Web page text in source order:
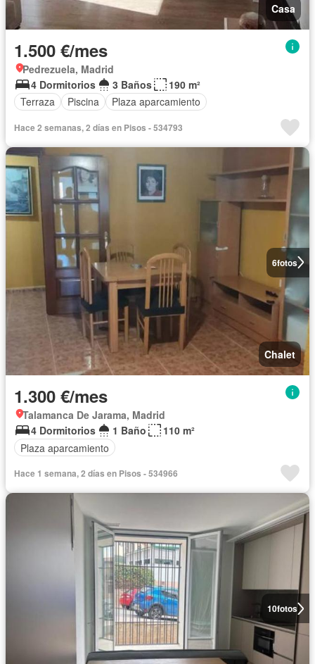
Casa
1.500 €/mes
Pedrezuela, Madrid
4 Dormitorios
3 Baños
190 m²
Terraza
Piscina Plaza aparcamiento
Hace 2 semanas, 2 días en Pisos - 534793
6fotos
Chalet
1.300 €/mes
Talamanca De Jarama, Madrid
4 Dormitorios
1 Baño
110 m²
Plaza aparcamiento
Hace 1 semana, 2 días en Pisos - 534966
10fotos